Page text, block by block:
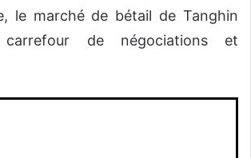
le marché de bétail de Tanghin
de négociations et